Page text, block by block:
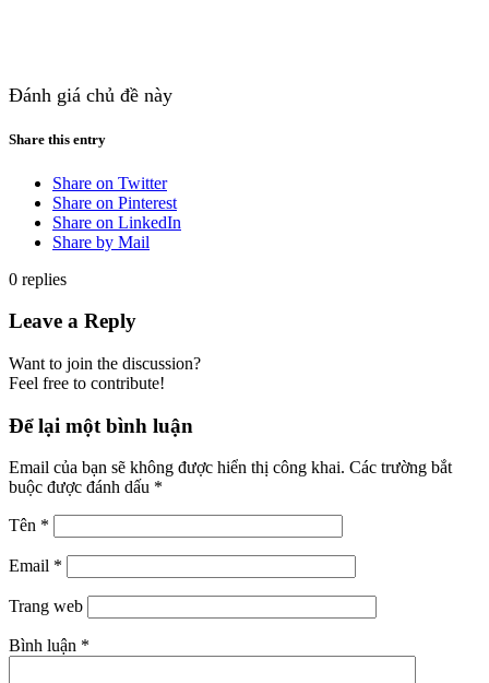
Đánh giá chủ đề này
Share this entry
Share on Twitter
Share on Pinterest
Share on LinkedIn
Share by Mail
0 replies
Leave a Reply
Want to join the discussion?
Feel free to contribute!
Để lại một bình luận
Email của bạn sẽ không được hiển thị công khai. Các trường bắt
buộc được đánh dấu *
Tên *
Email *
Trang web
Bình luận *